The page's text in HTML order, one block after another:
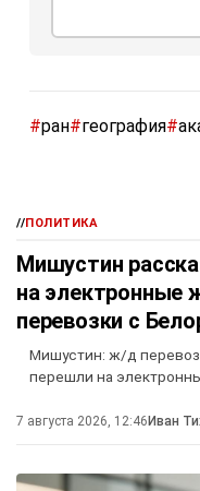
#ран#география#
//ПОЛИТИКА
Мишустин
на электронные
перевозки с
Мишустин: ж/д
перешли на
7 августа 2026, 12:46 Иван